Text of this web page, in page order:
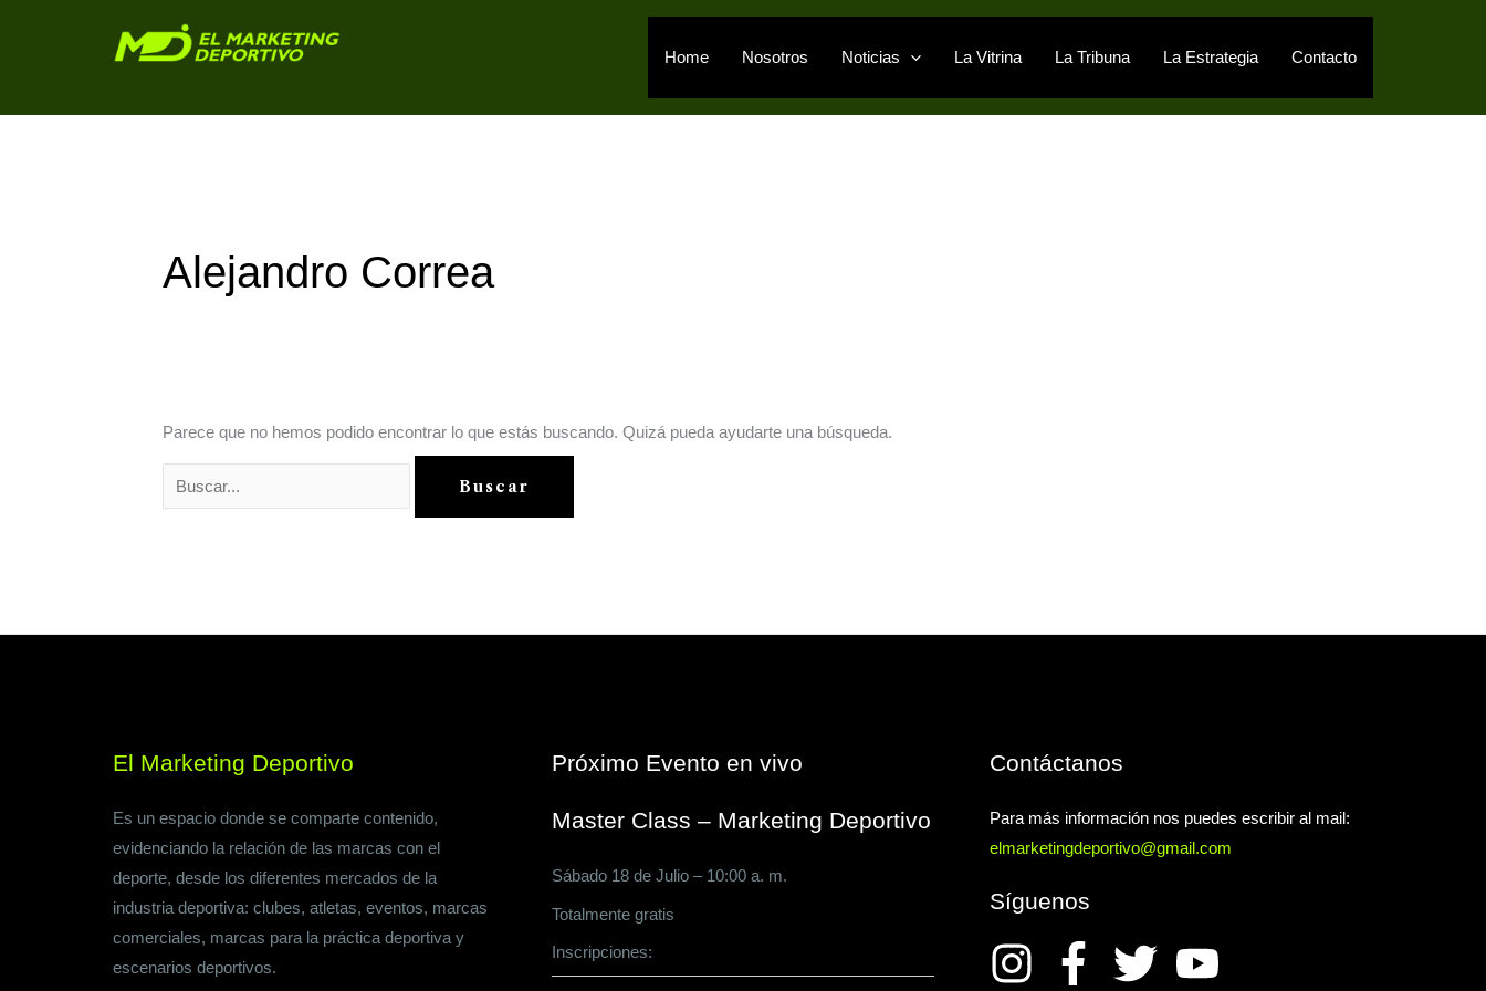
Home Nosotros Noticias La Vitrina La Tribuna La Estrategia Contacto
Alejandro Correa
Parece que no hemos podido encontrar lo que estás buscando. Quizá pueda ayudarte una búsqueda.
por:
El Marketing Deportivo
Es un espacio donde se comparte contenido,
evidenciando la relación de las marcas con el
deporte, desde los diferentes mercados de la
industria deportiva: clubes, atletas, eventos, marcas
comerciales, marcas para la práctica deportiva y
escenarios deportivos.
Próximo Evento en vivo
Master Class – Marketing Deportivo
Sábado 18 de Julio – 10:00 a. m.
Totalmente gratis
Inscripciones:
Contáctanos
Para más información nos puedes escribir al mail:
elmarketingdeportivo@gmail.com
Síguenos